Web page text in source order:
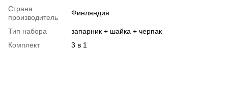
Страна
производитель
Финляндия
Тип набора
запарник + шайка + черпак
Комплект
3 в 1